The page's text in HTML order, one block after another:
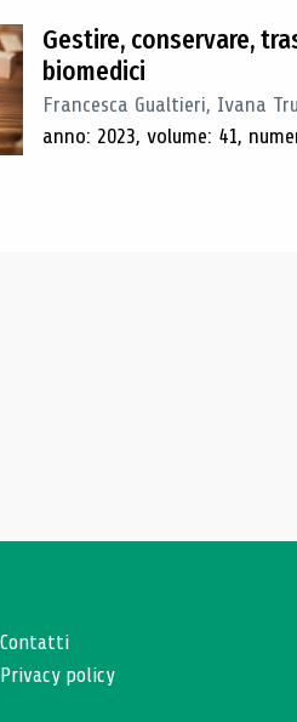
Gestire, conservare,
biomedici
Francesca Gualtieri, Ivana
anno: 2023, volume: 41,
Contatti
Privacy policy